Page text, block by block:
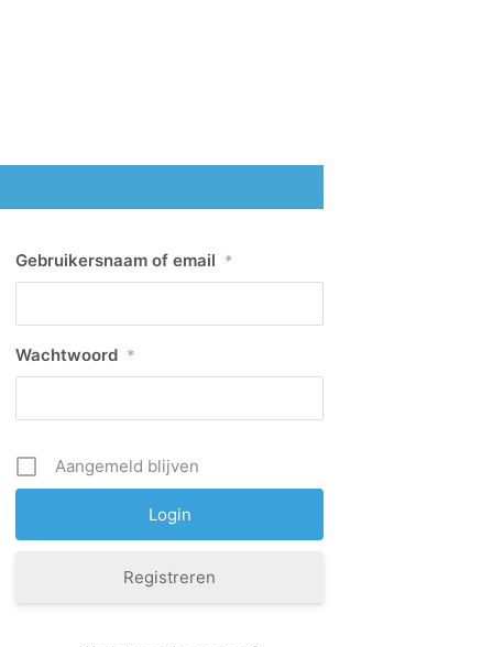
Gebruikersnaam of email *
Wachtwoord *
Aangemeld blijven
Registreren